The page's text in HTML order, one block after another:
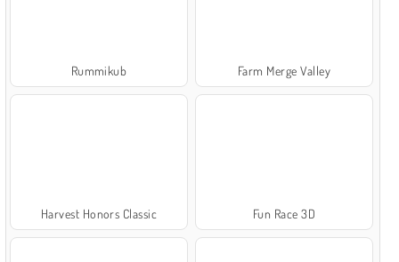
Rummikub Farm Merge Valley
Harvest Honors Classic Fun Race 3D